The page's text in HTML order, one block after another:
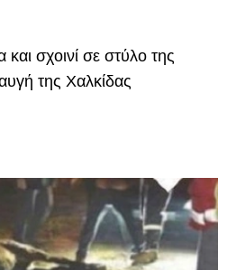
σχοινί σε στύλο της
της Χαλκίδας